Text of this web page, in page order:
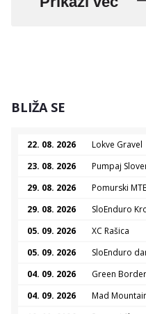
BLIŽA SE
22. 08. 2026
Lokve Gravel
23. 08. 2026
Pumpaj
29. 08. 2026
Pomurski
29. 08. 2026
SloEnduro
05. 09. 2026
XC Rašica
05. 09. 2026
SloEnduro
04. 09. 2026
Green
04. 09. 2026
Mad